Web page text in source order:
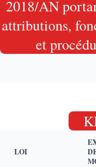
2018/AN
attributions,
et
LOI